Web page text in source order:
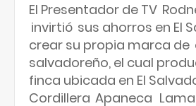
El Presentador de TV
invirtió sus ahorros en El
crear su propia marca de
salvadoreño, el cual
finca ubicada en El
Cordillera Apaneca